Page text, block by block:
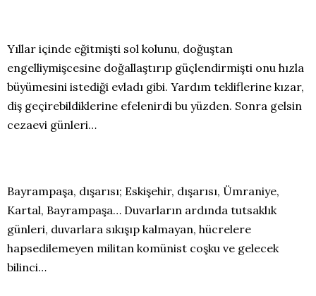
Yıllar içinde eğitmişti sol kolunu, doğuştan
engelliymişcesine doğallaştırıp güçlendirmişti onu hızla
büyümesini istediği evladı gibi. Yardım tekliflerine kızar,
diş geçirebildiklerine efelenirdi bu yüzden. Sonra gelsin
cezaevi günleri…
Bayrampaşa, dışarısı; Eskişehir, dışarısı, Ümraniye,
Kartal, Bayrampaşa… Duvarların ardında tutsaklık
günleri, duvarlara sıkışıp kalmayan, hücrelere
hapsedilemeyen militan komünist coşku ve gelecek
bilinci…